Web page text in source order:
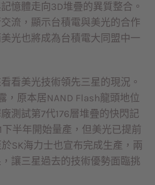
憶體走向3D堆疊的異質整合。
流，顯示台積電與美光的合作
光也將成為台積電大同盟中一
看美光技術領先三星的現況。
，原本居NAND Flash龍頭地位
測試第7代176層堆疊的快閃記
半年開始量產，但美光已提前
SK海力士也宣布完成生產，兩
讓三星過去的技術優勢面臨挑